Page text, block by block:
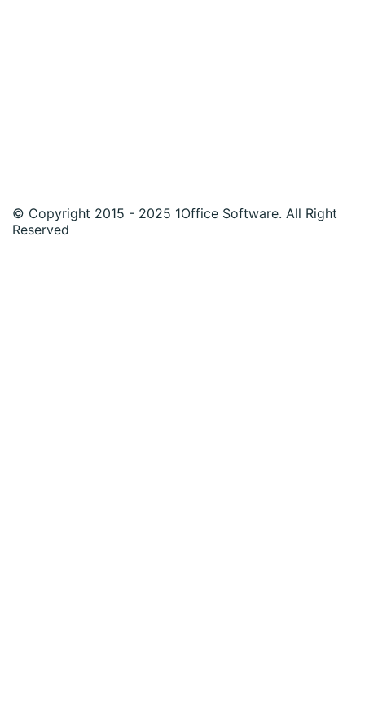
© Copyright 2015 - 2025 1Office Software. All Right
Reserved